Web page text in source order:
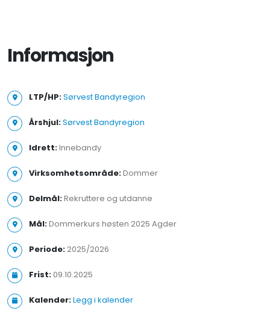
Informasjon
LTP/HP:Sørvest Bandyregion
Årshjul:Sørvest Bandyregion
Idrett:Innebandy
Virksomhetsområde:Dommer
Delmål:Rekruttere og utdanne
Mål:Dommerkurs høsten 2025 Agder
Periode:2025/2026
Frist: 09.10.2025
Kalender:Legg i kalender